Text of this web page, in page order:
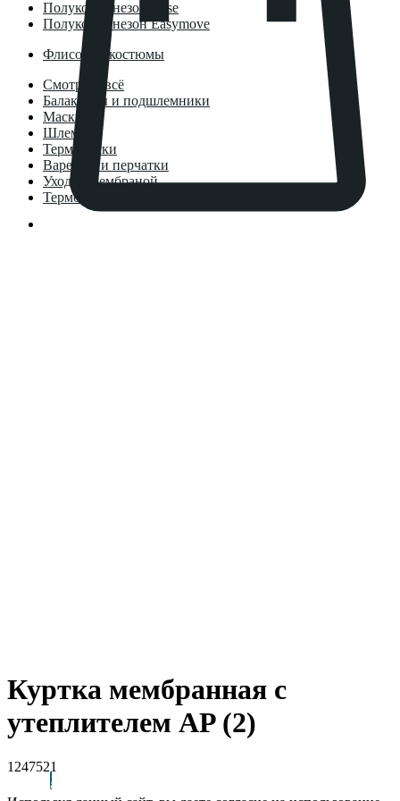
Полукомбинезон Base
Полукомбинезон Easymove
Флисовые костюмы
Смотреть всё
Балаклавы и подшлемники
Маски
Шлемы
Термоноски
Варежки и перчатки
Уход за мембраной
Термосы
Куртка мембранная с
утеплителем AP (2)
1247521